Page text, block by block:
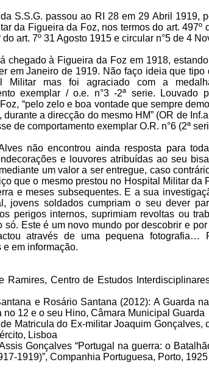
S.S.G. passou ao RI 28 em 29 Abril 1919,
da Figueira da Foz, nos termos do art.
do art. 7º 31 Agosto 1915 e circular n°5 de 4
chegado à Figueira da Foz em 1918,
em Janeiro de 1919. Não faço ideia que
Militar mas foi agraciado com a
exemplar / o.e. n°3 -2ª serie. Louvado
“pelo zelo e boa vontade que sempre
durante a direcção do mesmo HM” (OR de
de comportamento exemplar O.R. n°6 (2ª
não encontrou ainda resposta para
e louvores atribuídas ao seu
um valor a ser entregue, caso
que o mesmo prestou no Hospital Militar da
e meses subsequentes. E a sua
jovens soldados cumpriam o seu dever
perigos internos, suprimiam revoltas ou
só. Este é um novo mundo por descobrir e
através de uma pequena fotografia…
e em informação.
Ramires, Centro de Estudos
e Rosário Santana (2012): A Guarda
no 12 e o seu Hino, Câmara Municipal Guarda
Matricula do Ex-militar Joaquim Gonçalves,
Lisboa
Gonçalves “Portugal na guerra: o
1919)”, Companhia Portuguesa, Porto, 1925